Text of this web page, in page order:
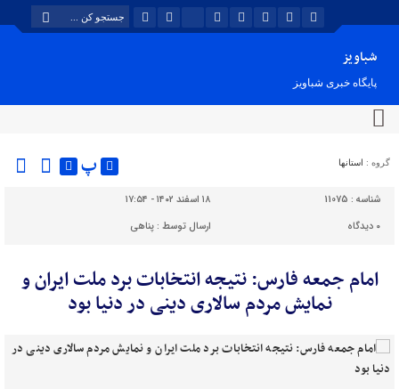
شباویز
پایگاه خبری شباویز
گروه : استانها پ
شناسه : 11075
۱۸ اسفند ۱۴۰۲ - ۱۷:۵۴
۰ دیدگاه ارسال توسط :پناهی
امام جمعه فارس: نتیجه انتخابات برد ملت ایران و
نمایش مردم سالاری دینی در دنیا بود